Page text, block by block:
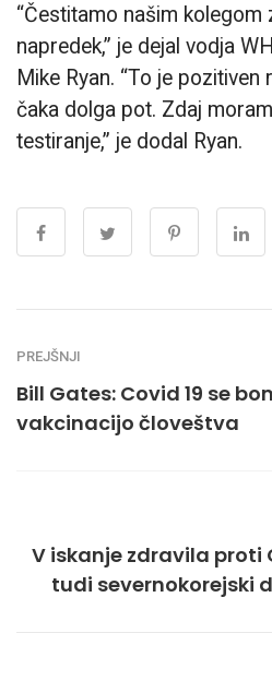
“Čestitamo našim kolegom
napredek,” je dejal vodja
Mike Ryan. “To je pozitiven
čaka dolga pot. Zdaj
testiranje,” je dodal Ryan.
PREJŠNJI
Bill Gates: Covid 19 se
vakcinacijo človeštva
V iskanje zdravila proti
tudi severnokorejski